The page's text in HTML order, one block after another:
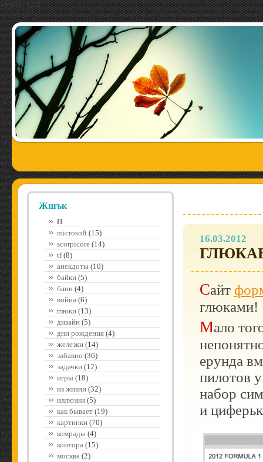
windows-1251
Жшък
f1
microsoft(15)
scorpicore(14)
tf(8)
анекдоты(10)
байки(5)
бани(4)
война(6)
глюки(13)
дизайн(5)
дни рождения(4)
железки(14)
забавно (36)
задачки(12)
игры(18)
из жизни(32)
иллюзии(5)
как бывает(19)
картинки(70)
комрады(4)
контора(15)
москва(2)
16.03.2012
Сайт
глюками!
Мало того, что начальная заставка вообще
ерунда
пилотов
набор
и